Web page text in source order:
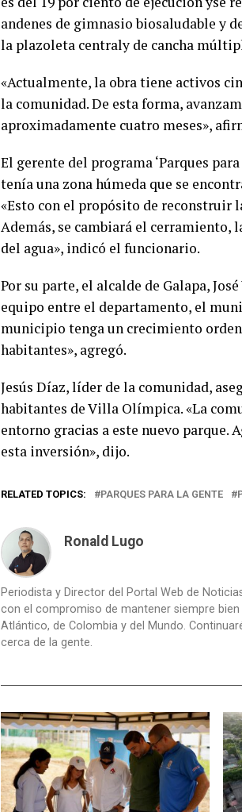
andenes de gimnasio biosaludable y
la plazoleta centraly de cancha
«Actualmente, la obra tiene activos
la comunidad. De esta forma,
aproximadamente cuatro meses»,
El gerente del programa ‘Parques
tenía una zona húmeda que se
«Esto con el propósito de reconstruir
Además, se cambiará el
del agua», indicó el funcionario.
Por su parte, el alcalde de Galapa,
equipo entre el departamento, el
municipio tenga un crecimiento
habitantes», agregó.
Jesús Díaz, líder de la comunidad,
habitantes de Villa Olímpica. «La
entorno gracias a este nuevo parque.
esta inversión», dijo.
RELATED TOPICS: PARQUES PARA LA GENTE
Ronald Lugo
Periodista y Director del Portal Web de
con el compromiso de mantener siempre
Atlántico, de Colombia y del Mundo.
cerca de la gente.